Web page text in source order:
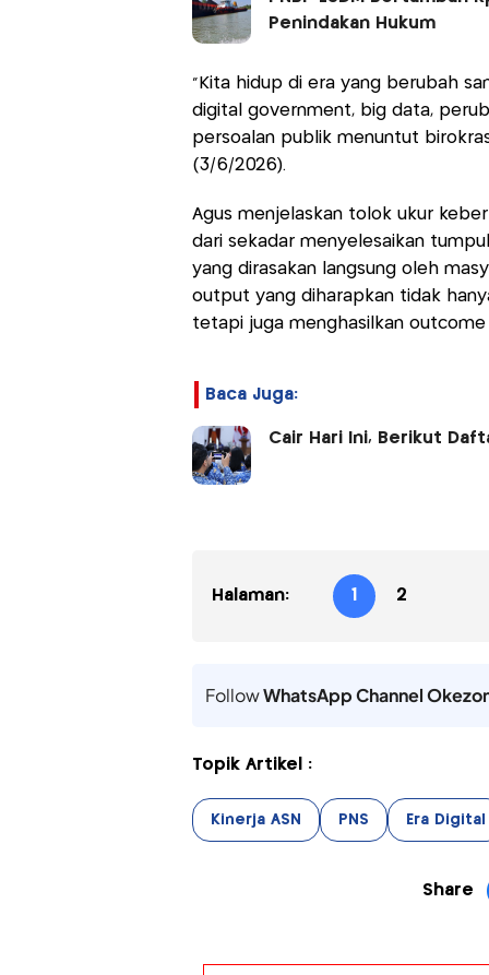
Penindakan Hukum
"Kita hidup di era yang berubah
digital government, big data,
persoalan publik menuntut
(3/6/2026).
Agus menjelaskan tolok ukur
dari sekadar menyelesaikan
yang dirasakan langsung oleh
output yang diharapkan tidak
tetapi juga menghasilkan
Baca Juga:
Cair Hari Ini, Berikut
Halaman: 1 2
FollowWhatsApp Channel
Topik Artikel :
Kinerja ASN PNS Era Digital
Share